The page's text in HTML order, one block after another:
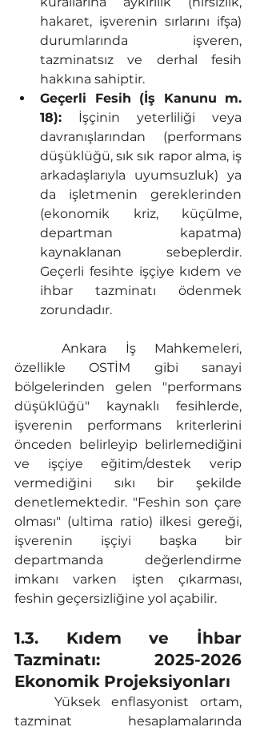
hakaret, işverenin sırlarını ifşa)
durumlarında işveren,
tazminatsız ve derhal fesih
hakkına sahiptir.
Geçerli Fesih (İş Kanunu m.
18): İşçinin yeterliliği veya
davranışlarından (performans
düşüklüğü, sık sık rapor alma, iş
arkadaşlarıyla uyumsuzluk) ya
da işletmenin gereklerinden
(ekonomik kriz, küçülme,
departman kapatma)
kaynaklanan sebeplerdir.
Geçerli fesihte işçiye kıdem ve
ihbar tazminatı ödenmek
zorundadır.
	Ankara İş Mahkemeleri,
özellikle OSTİM gibi sanayi
bölgelerinden gelen "performans
düşüklüğü" kaynaklı fesihlerde,
işverenin performans kriterlerini
önceden belirleyip belirlemediğini
ve işçiye eğitim/destek verip
vermediğini sıkı bir şekilde
denetlemektedir. "Feshin son çare
olması" (ultima ratio) ilkesi gereği,
işverenin işçiyi başka bir
departmanda değerlendirme
imkanı varken işten çıkarması,
feshin geçersizliğine yol açabilir.
1.3. Kıdem ve İhbar
Tazminatı: 2025-2026
Ekonomik Projeksiyonları
tazminat hesaplamalarında